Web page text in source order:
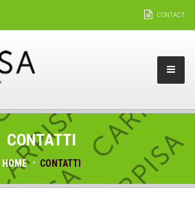
CONTACT
CONTATTI
HOME CONTATTI